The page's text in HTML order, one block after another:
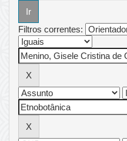
Filtros correntes: